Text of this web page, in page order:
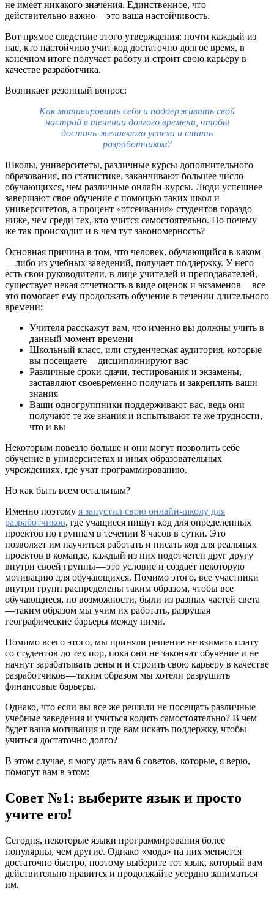
не имеет никакого значения. Единственное, что
действительно важно — это ваша настойчивость.
Вот прямое следствие этого утверждения: почти каждый из
нас, кто настойчиво учит код достаточно долгое время, в
конечном итоге получает работу и строит свою карьеру в
качестве разработчика.
Возникает резонный вопрос:
Как мотивировать себя и поддерживать свой
настрой в течении долгого времени, чтобы
достичь желаемого успеха и стать
разработчиком?
Школы, университеты, различные курсы дополнительного
образования, по статистике, заканчивают большее число
обучающихся, чем различные онлайн-курсы. Люди успешнее
завершают свое обучение с помощью таких школ и
университетов, а процент «отсеивания» студентов гораздо
ниже, чем среди тех, кто учится самостоятельно. Но почему
же так происходит и в чем тут закономерность?
Основная причина в том, что человек, обучающийся в каком
— либо из учебных заведений, получает поддержку. У него
есть свои руководители, в лице учителей и преподавателей,
существует некая отчетность в виде оценок и экзаменов — все
это помогает ему продолжать обучение в течении длительного
времени:
Учителя расскажут вам, что именно вы должны учить в
данный момент времени
Школьный класс, или студенческая аудитория, которые
вы посещаете — дисциплинируют вас
Различные сроки сдачи, тестирования и экзамены,
заставляют своевременно получать и закреплять ваши
знания
Ваши одногруппники поддерживают вас, ведь они
получают те же знания и испытывают те же трудности,
что и вы
Некоторым повезло больше и они могут позволить себе
обучение в университетах и иных образовательных
учреждениях, где учат программированию.
Но как быть всем остальным?
Именно поэтому я запустил свою онлайн-школу для
разработчиков, где учащиеся пишут код для определенных
проектов по группам в течении 8 часов в сутки. Это
позволяет им научиться работать и писать код для реальных
проектов в команде, каждый из них подотчетен друг другу
внутри своей группы — это условие и создает некоторую
мотивацию для обучающихся. Помимо этого, все участники
внутри групп распределены таким образом, чтобы все
обучающиеся, по возможности, были из разных частей света
— таким образом мы учим их работать, разрушая
географические барьеры между ними.
Помимо всего этого, мы приняли решение не взимать плату
со студентов до тех пор, пока они не закончат обучение и не
начнут зарабатывать деньги и строить свою карьеру в качестве
разработчиков — таким образом мы хотели разрушить
финансовые барьеры.
Однако, что если вы все же решили не посещать различные
учебные заведения и учиться кодить самостоятельно? В чем
будет ваша мотивация и где вам искать поддержку, чтобы
учиться достаточно долго?
В этом случае, я могу дать вам 6 советов, которые, я верю,
помогут вам в этом:
Совет №1: выберите язык и просто
учите его!
Сегодня, некоторые языки программирования более
популярны, чем другие. Однако «мода» на них меняется
достаточно быстро, поэтому выберите тот язык, который вам
действительно нравится и продолжайте усердно заниматься
им.